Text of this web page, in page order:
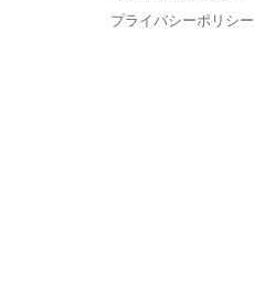
プライバシーポリシー